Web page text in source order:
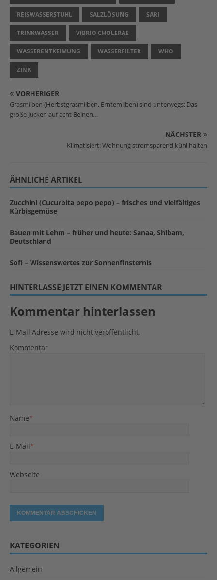
REISWASSERSTUHL SALZLÖSUNG SARI
TRINKWASSER VIBRIO CHOLERAE
WASSERENTKEIMUNG WASSERFILTER WHO
ZINK
VORHERIGER
Grasmilben (Herbstgrasmilben, Erntemilben) sind unterwegs: Das
große Jucken auf acht Beinen…
NÄCHSTER
Klimatisiert: Wohnung stromsparend kühl halten
ÄHNLICHE ARTIKEL
Zucchini (Cucurbita pepo pepo) – frisches und vielfältiges
Kürbisgemüse
Bauen mit Lehm – früher und heute: Sanaa, Shibam,
Deutschland
Sofi – Wissenswertes zur Sonnenfinsternis
HINTERLASSE JETZT EINEN KOMMENTAR
Kommentar hinterlassen
E-Mail Adresse wird nicht veröffentlicht.
Kommentar
Name*
E-Mail*
Webseite
KATEGORIEN
Allgemein